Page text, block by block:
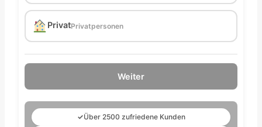
PrivatPrivatpersonen
Weiter
✓Über 2500 zufriedene Kunden